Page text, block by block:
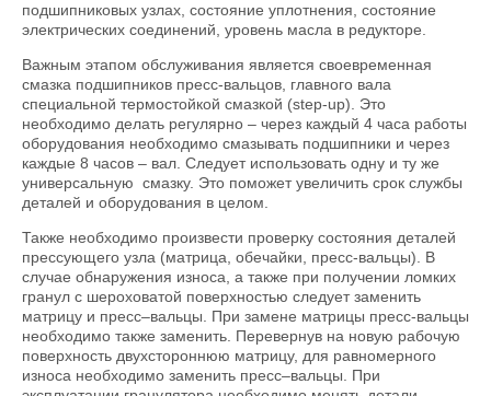
подшипниковых узлах, состояние уплотнения, состояние
электрических соединений, уровень масла в редукторе.
Важным этапом обслуживания является своевременная
смазка подшипников пресс-вальцов, главного вала
специальной термостойкой смазкой (step-up). Это
необходимо делать регулярно – через каждый 4 часа работы
оборудования необходимо смазывать подшипники и через
каждые 8 часов – вал. Следует использовать одну и ту же
универсальную смазку. Это поможет увеличить срок службы
деталей и оборудования в целом.
Также необходимо произвести проверку состояния деталей
прессующего узла (матрица, обечайки, пресс-вальцы). В
случае обнаружения износа, а также при получении ломких
гранул с шероховатой поверхностью следует заменить
матрицу и пресс–вальцы. При замене матрицы пресс-вальцы
необходимо также заменить. Перевернув на новую рабочую
поверхность двухстороннюю матрицу, для равномерного
износа необходимо заменить пресс–вальцы. При